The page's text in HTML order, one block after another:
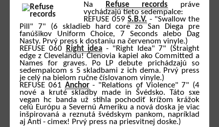
Na Refuse records práve
vychádzajú tieto sedempalce:
REFUSE 059 S.B.V. - "Swallow the
Pill" 7" (6 skladieb hard core zo San Diega pre
fanúšikov Uniform Choice, 7 Seconds alebo Dag
Nasty. Prvý press k dostaniu na červenom vinyle.)
REFUSE 060
Right idea - "Right Idea" 7" (Straight
edge z Clevelandu! Členovia kapiel ako Committed a
Names for graves. Po LP debute prichádzajú so
sedempalcom s 5 skladbami z ich dema. Prvý press
je celý na bielom ručne číslovanom vinyle.)
REFUSE 061 Anchor- "Relations of Violence" 7" (4
nové a kruté skladby made in Švédsko. Táto sxe
vegan hc banda už stihla pochodiť krížom krážok
celú Európu a Severnú Ameriku a nová doska je viac
inšpirovaná a reznutá švédskym pankom, napríklad
aj Anti - cimex! Prvý press na priesvitnej doske.)